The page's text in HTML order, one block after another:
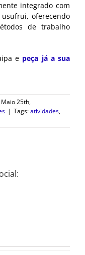
integrado com
oferecendo
de trabalho
e peça já a sua
Maio 25th,
| Tags:atividades,